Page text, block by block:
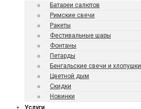
Батареи салютов
Римские свечи
Ракеты
Фести­валь­ные шары
Фонтаны
Петарды
Бенгаль­ские свечи и хлопушки
Цветной дым
Скидки
Новинки
Услуги